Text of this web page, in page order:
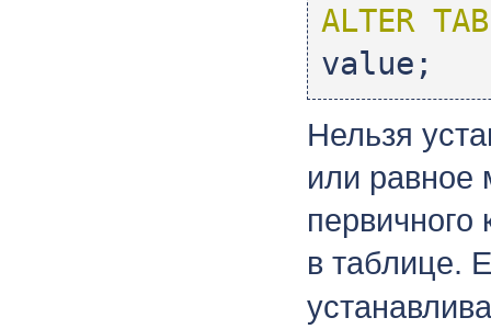
ALTER
value;
Нельзя
или равное
в таблице.